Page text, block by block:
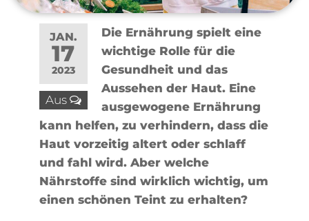
JAN.
17
2023
Aus
Die Ernährung spielt eine
wichtige Rolle für die
Gesundheit und das
Aussehen der Haut. Eine
ausgewogene Ernährung
kann helfen, zu verhindern, dass die
Haut vorzeitig altert oder schlaff
und fahl wird. Aber welche
Nährstoffe sind wirklich wichtig, um
einen schönen Teint zu erhalten?